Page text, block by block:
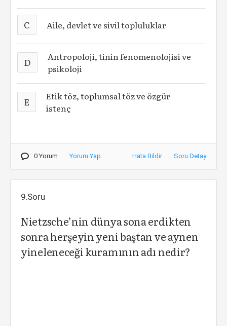
C Aile, devlet ve sivil topluluklar
D
Antropoloji, tinin fenomenolojisi ve
psikoloji
E
Etik töz, toplumsal töz ve özgür
istenç
0 Yorum Yorum Yap Hata Bildir Soru Detay
9.Soru
Nietzsche’nin dünya sona erdikten
sonra herşeyin yeni baştan ve aynen
yineleneceği kuramının adı nedir?